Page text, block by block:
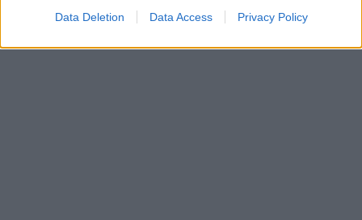
Data Deletion Data Access Privacy Policy